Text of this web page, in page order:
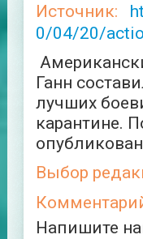
Источник:
0/04/20/
Ганн
лучших
карантине.
Выбор
Напишите